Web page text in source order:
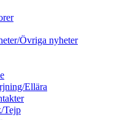
Övriga nyheter
Ellära
Tejp